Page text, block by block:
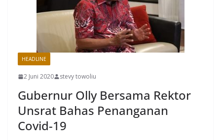
HEADLINE
2 Juni 2020 stevy towoliu
Gubernur Olly Bersama Rektor
Unsrat Bahas Penanganan
Covid-19